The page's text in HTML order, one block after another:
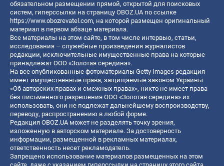
обязательном размещении прямой, открытой для поисковых
систем, гиперссылки на страницу OBOZ.UA по ссылке
https://www.obozrevatel.com, на которой размещен оригинальный
материал в первом абзаце материала.
Все материалы на этом сайте, в том числе интервью, статьи,
исследования – служебные произведения журналистов
редакции, исключительные имущественные права на которые
принадлежат ООО «Золотая середина».
На все опубликованные фотоматериалы Getty Images редакция
имеет имущественные права, защищаемые законом Украины
«Об авторских правах и смежных правах», никто не имеет права
без письменного разрешения ООО «Золотая середина» их
использовать, они не подлежат дальнейшему воспроизводству,
переводу, распространению в любой форме.
Редакция OBOZ.UA может не разделять точку зрения,
изложенную в авторском материале. За достоверность
информации, размещенной в рекламных материалах,
ответственность несет рекламодатель.
Запрещено использование материалов размещенных на этом